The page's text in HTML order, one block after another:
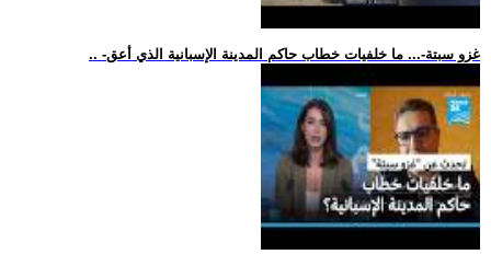
.. -غزو سبتة-... ما خلفيات خطاب حاكم المدينة الإسبانية الذي أعق